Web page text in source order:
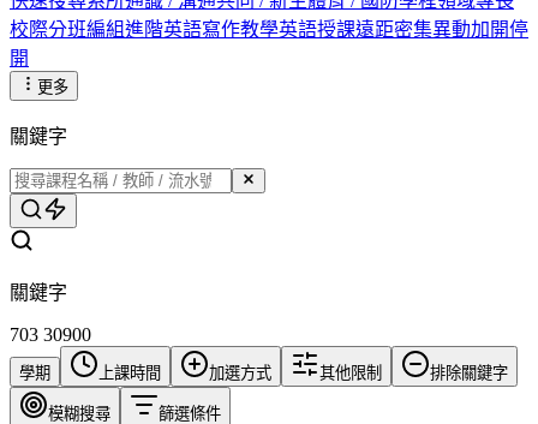
校際分班編組進階英語寫作教學英語授課遠距密集異動加開停
開
更多
關鍵字
關鍵字
703 30900
學期 上課時間 加選方式 其他限制 排除關鍵字
模糊搜尋 篩選條件